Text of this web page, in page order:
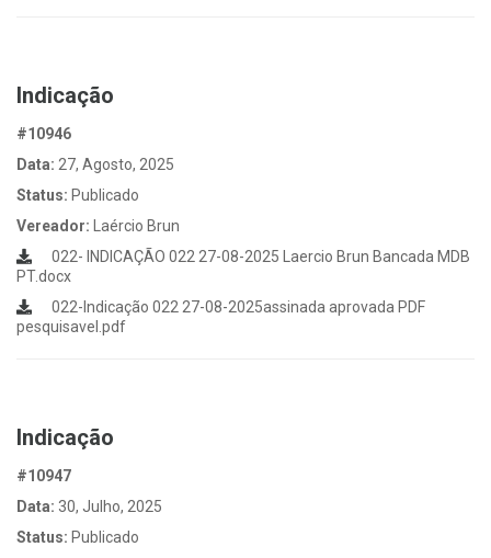
Indicação
#10946
Data: 27, Agosto, 2025
Status: Publicado
Vereador:
Laércio Brun
022- INDICAÇÃO 022 27-08-2025 Laercio Brun Bancada MDB
PT.docx
022-Indicação 022 27-08-2025assinada aprovada PDF
pesquisavel.pdf
Indicação
#10947
Data: 30, Julho, 2025
Status: Publicado